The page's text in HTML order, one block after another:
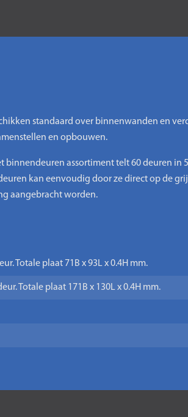
standaard over binnenwanden en
en opbouwen.
binnendeuren assortiment telt 60 deuren in
kan eenvoudig door ze direct op de
aangebracht worden.
Totale plaat 71B x 93L x 0.4H mm.
Totale plaat 171B x 130L x 0.4H mm.